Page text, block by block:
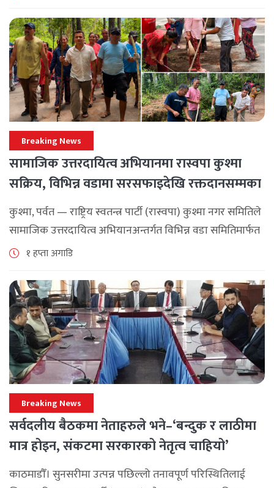
Breaking News
सामाजिक उत्तरदायित्व अभियानमा रास्वपा कुश्मा
सक्रिय, विभिन्न वडामा सरसफाइदेखि रक्तदानसम्मका
कार्यक्रम
कुश्मा, पर्वत — राष्ट्रिय स्वतन्त्र पार्टी (रास्वपा) कुश्मा नगर समितिले
सामाजिक उत्तरदायित्व अभियानअन्तर्गत विभिन्न वडा समितिमार्फत
समुदाय केन्द्रित र सेवामूलक कार्यक्रम सञ्चालन गरिरहेको जनाएको
१ हप्ता अगाडि
Breaking News
सर्वदलीय बैठकमा नेताहरुले भने–‘बन्दुक र लाठीमा
मात्र होइन, संकटमा सरकारको नेतृत्व चाहियो’
काठमाडौँ। सुनसरीमा उत्पन्न पछिल्लो तनावपूर्ण परिस्थितिलाई